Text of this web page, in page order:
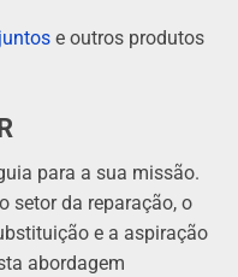
e outros produtos
para a sua missão.
setor da reparação, o
e a aspiração
abordagem